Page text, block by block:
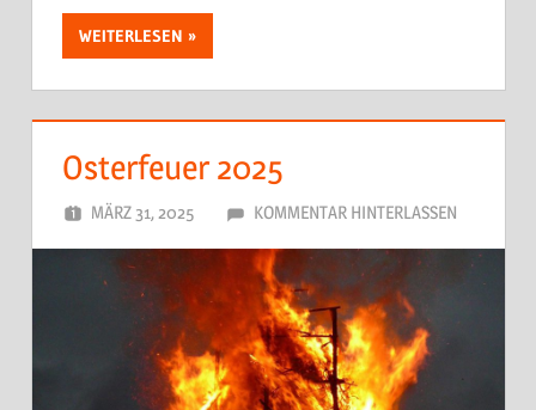
WEITERLESEN
Osterfeuer 2025
MÄRZ 31, 2025 DORFJUGEND
KOMMENTAR HINTERLASSEN